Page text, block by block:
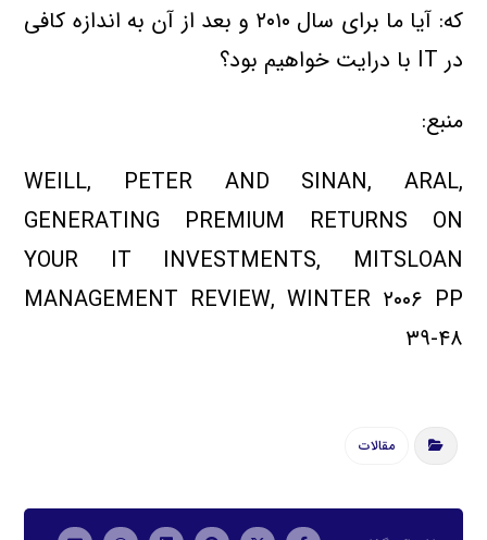
که: آيا ما براي سال ۲۰۱۰ و بعد از آن به اندازه کافي
در IT با درايت خواهيم بود؟
منبع:
WEILL, PETER AND SINAN, ARAL,
GENERATING PREMIUM RETURNS ON
YOUR IT INVESTMENTS, MITSLOAN
MANAGEMENT REVIEW, WINTER ۲۰۰۶ PP
۳۹-۴۸
مقالات